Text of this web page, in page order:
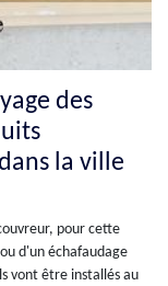
des
la ville
pour cette
d'un échafaudage
vont être installés au